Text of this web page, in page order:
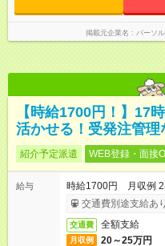
掲載元企業名 パーソ
【時給1700円！】17
活かせる！受発注管理
紹介予定派遣 WEB登録・面接
給与
時給1700円 月収例
交通費別途支給あり
交通費 全額支給
月収例 20～25万円